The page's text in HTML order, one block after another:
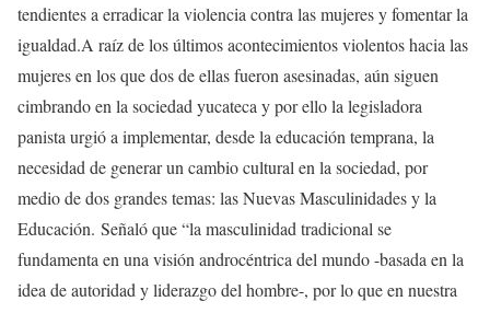
tendientes a erradicar la violencia contra las mujeres y fomentar la
igualdad.A raíz de los últimos acontecimientos violentos hacia las
mujeres en los que dos de ellas fueron asesinadas, aún siguen
cimbrando en la sociedad yucateca y por ello la legisladora
panista urgió a implementar, desde la educación temprana, la
necesidad de generar un cambio cultural en la sociedad, por
medio de dos grandes temas: las Nuevas Masculinidades y la
Educación. Señaló que “la masculinidad tradicional se
fundamenta en una visión androcéntrica del mundo -basada en la
idea de autoridad y liderazgo del hombre-, por lo que en nuestra